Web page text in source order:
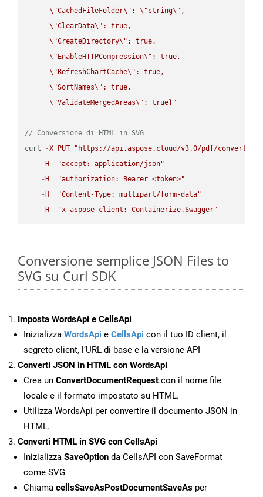
\"CachedFileFolder\" : \"string\" ,
\"ClearData\" : true,
\"CreateDirectory\" : true,
\" EnableHTTPCompression\" : true,
\" RefreshChartCache\" : true,
\"SortNames\" : true,
\"ValidateMergedAreas\" : true}"
// Conversione di HTML in SVG
curl
-X PUT
"https://api.aspose.cloud/v3.0/pdf/convert/
- H
"accept: application/json"
- H
"authorization: Bearer <token>"
- H
"Content-Type: multipart/form-data"
- H "x-aspose-client: Containerize.Swagger"
Conversione semplice JSON Files to
SVG su Curl SDK
Imposta WordsApi e CellsApi
Inizializza WordsApi e CellsApi con il tuo ID client, il
segreto client, l’URL di base e la versione API
Converti JSON in HTML con WordsApi
Crea un ConvertDocumentRequest con il nome file
locale e il formato impostato su HTML.
Utilizza WordsApi per convertire il documento JSON in
HTML.
Converti HTML in SVG con CellsApi
Inizializza SaveOption da CellsAPI con SaveFormat
come SVG
Chiama cellsSaveAsPostDocumentSaveAs per